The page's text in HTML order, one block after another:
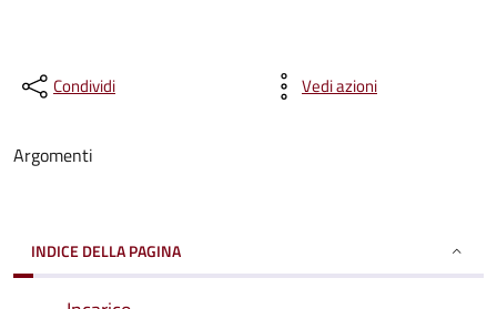
Condividi Vedi azioni
Argomenti
INDICE DELLA PAGINA